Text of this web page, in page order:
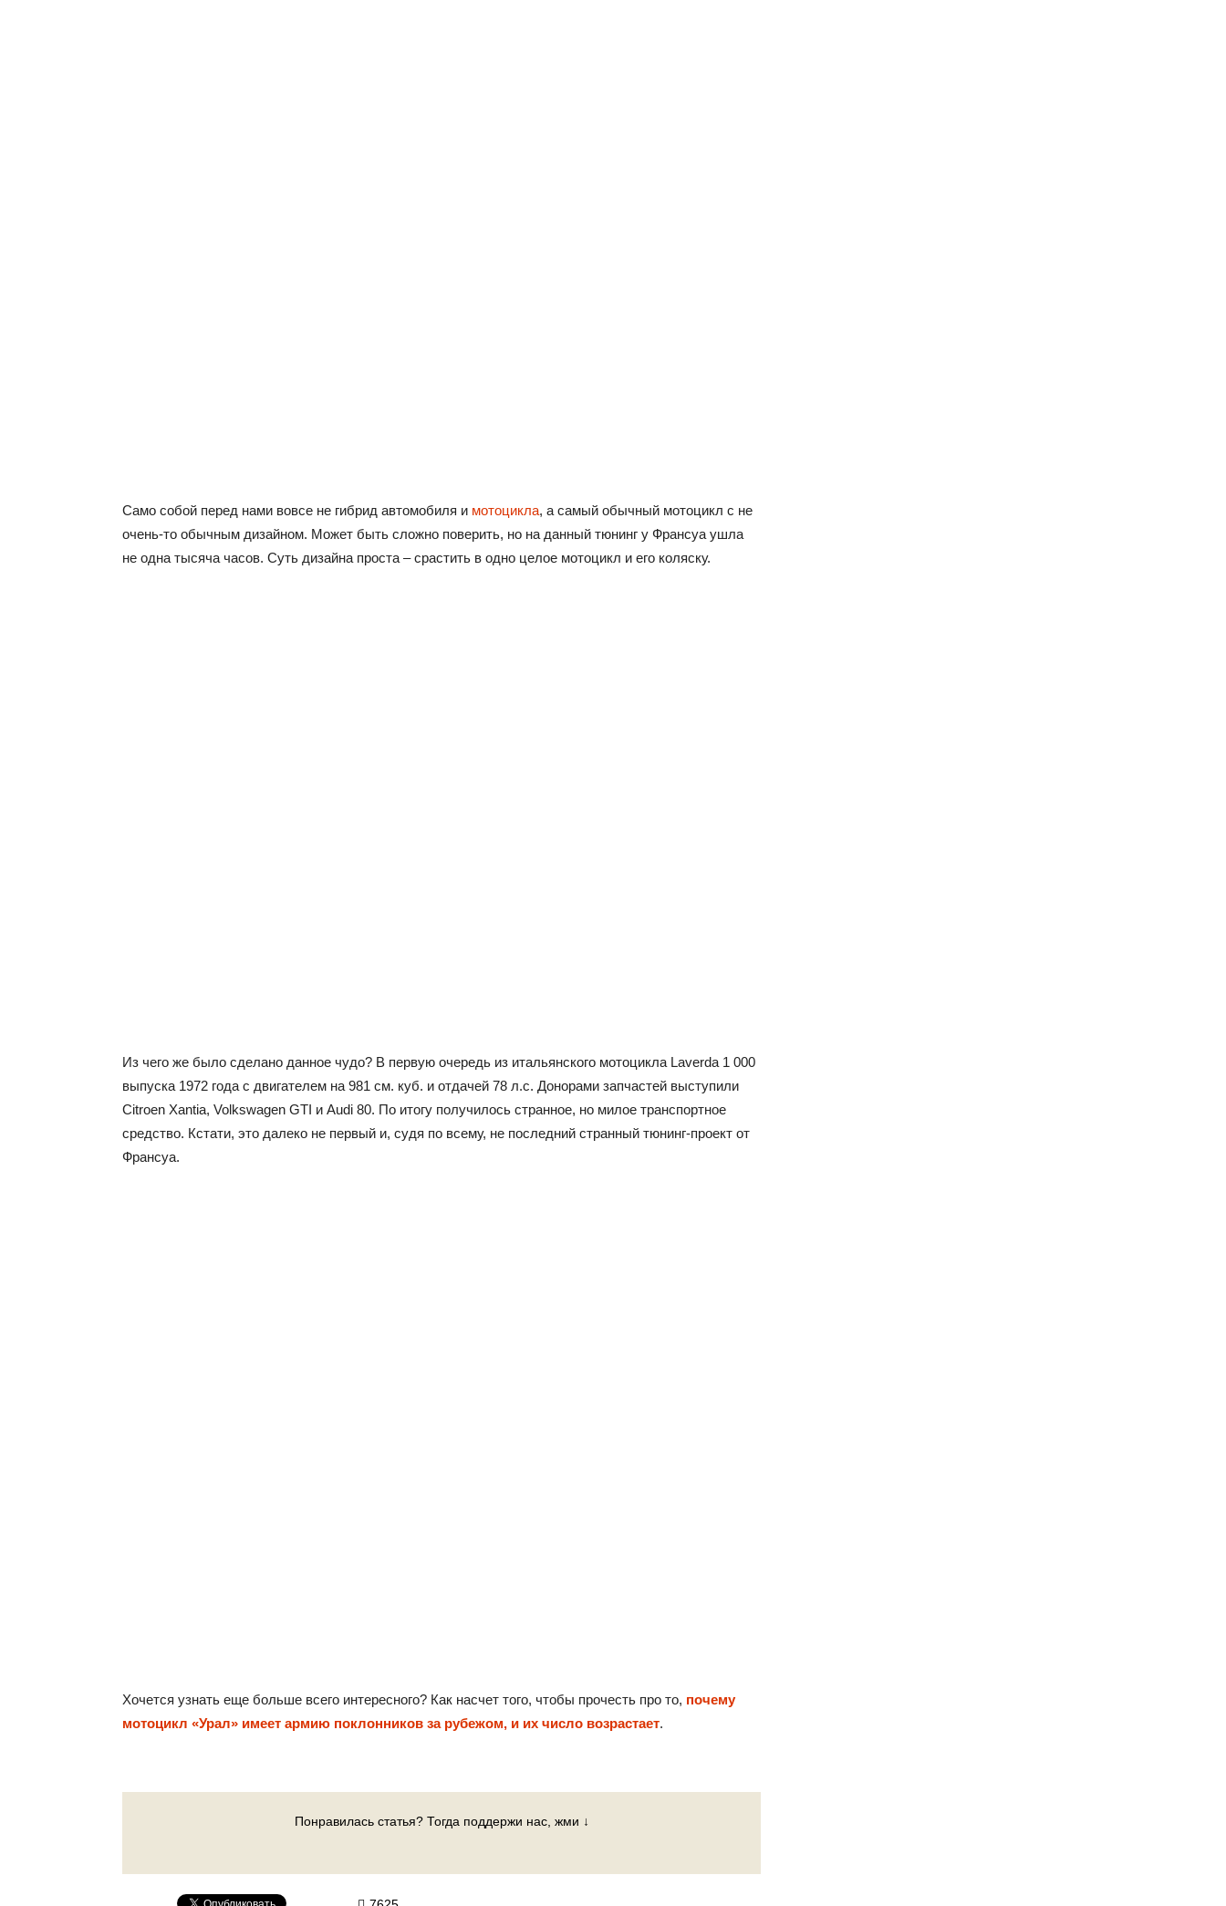
Само собой перед нами вовсе не гибрид автомобиля и мотоцикла, а самый обычный мотоцикл с не
очень-то обычным дизайном. Может быть сложно поверить, но на данный тюнинг у Франсуа ушла
не одна тысяча часов. Суть дизайна проста – срастить в одно целое мотоцикл и его коляску.
Из чего же было сделано данное чудо? В первую очередь из итальянского мотоцикла Laverda 1 000
выпуска 1972 года с двигателем на 981 см. куб. и отдачей 78 л.с. Донорами запчастей выступили
Citroen Xantia, Volkswagen GTI и Audi 80. По итогу получилось странное, но милое транспортное
средство. Кстати, это далеко не первый и, судя по всему, не последний странный тюнинг-проект от
Франсуа.
Хочется узнать еще больше всего интересного? Как насчет того, чтобы прочесть про то, почему
мотоцикл «Урал» имеет армию поклонников за рубежом, и их число возрастает.
Понравилась статья? Тогда поддержи нас, жми ↓